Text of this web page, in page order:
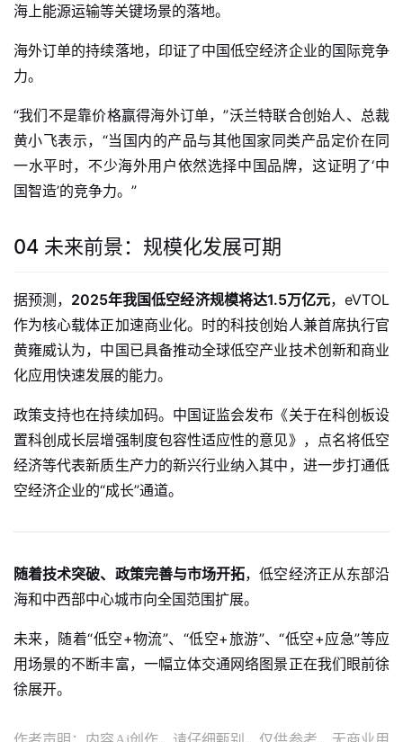
海上能源运输等关键场景的落地。
海外订单的持续落地，印证了中国低空经济企业的国际竞争
力。
“我们不是靠价格赢得海外订单，”沃兰特联合创始人、总裁
黄小飞表示，“当国内的产品与其他国家同类产品定价在同
一水平时，不少海外用户依然选择中国品牌，这证明了‘中
国智造’的竞争力。”
04 未来前景：规模化发展可期
据预测， 2025年我国低空经济规模将达1.5万亿元，eVTOL
作为核心载体正加速商业化。时的科技创始人兼首席执行官
黄雍威认为，中国已具备推动全球低空产业技术创新和商业
化应用快速发展的能力。
政策支持也在持续加码。中国证监会发布《关于在科创板设
置科创成长层增强制度包容性适应性的意见》，点名将低空
经济等代表新质生产力的新兴行业纳入其中，进一步打通低
空经济企业的“成长”通道。
随着技术突破、政策完善与市场开拓，低空经济正从东部沿
海和中西部中心城市向全国范围扩展。
未来，随着“低空+物流”、“低空+旅游”、“低空+应急”等应
用场景的不断丰富，一幅立体交通网络图景正在我们眼前徐
徐展开。